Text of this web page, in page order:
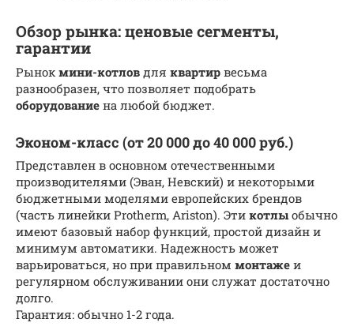
Обзор рынка: ценовые сегменты,
гарантии
Рынок мини-котлов для квартир весьма
разнообразен, что позволяет подобрать
оборудование на любой бюджет.
Эконом-класс (от 20 000 до 40 000 руб.)
Представлен в основном отечественными
производителями (Эван, Невский) и некоторыми
бюджетными моделями европейских брендов
(часть линейки Protherm, Ariston). Эти котлы обычно
имеют базовый набор функций, простой дизайн и
минимум автоматики. Надежность может
варьироваться, но при правильном монтаже и
регулярном обслуживании они служат достаточно
долго.
Гарантия: обычно 1-2 года.